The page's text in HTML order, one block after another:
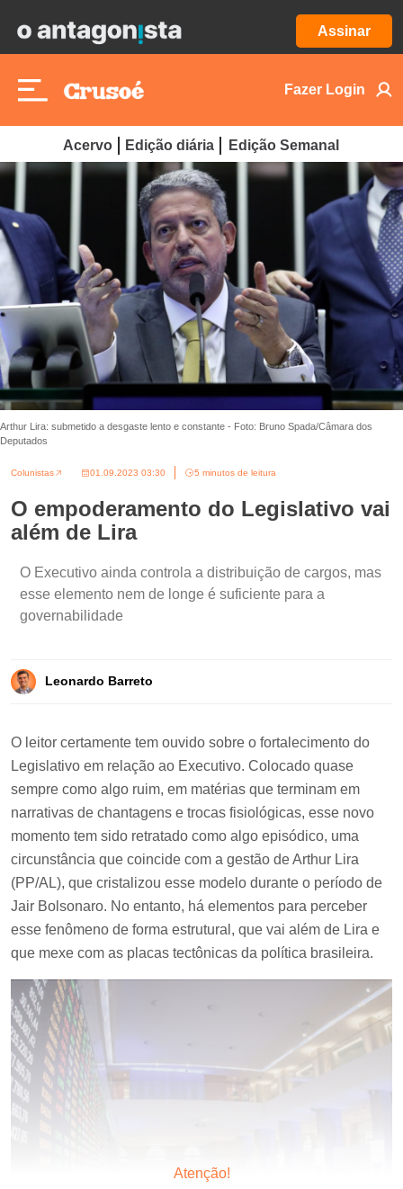
Assinar
Fazer Login
Acervo Edição diária Edição Semanal
Arthur Lira: submetido a desgaste lento e constante - Foto: Bruno Spada/Câmara dos
Deputados
Colunistas 01.09.2023 03:30 5 minutos de leitura
O empoderamento do Legislativo vai
além de Lira
O Executivo ainda controla a distribuição de cargos, mas
esse elemento nem de longe é suficiente para a
governabilidade
Leonardo Barreto
Atenção!
O leitor certamente tem ouvido sobre o fortalecimento do
Legislativo em relação ao Executivo. Colocado quase
sempre como algo ruim, em matérias que terminam em
narrativas de chantagens e trocas fisiológicas, esse novo
momento tem sido retratado como algo episódico, uma
circunstância que coincide com a gestão de Arthur Lira
(PP/AL), que cristalizou esse modelo durante o período de
Jair Bolsonaro. No entanto, há elementos para perceber
esse fenômeno de forma estrutural, que vai além de Lira e
que mexe com as placas tectônicas da política brasileira.